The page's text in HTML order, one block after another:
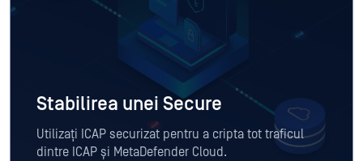
Stabilirea unei Secure
Utilizați ICAP securizat pentru a cripta tot traficul
dintre ICAP și MetaDefender Cloud.